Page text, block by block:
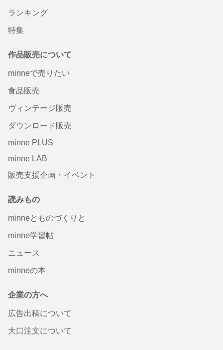
ランキング
特集
作品販売について
minneで売りたい
食品販売
ヴィンテージ販売
ダウンロード販売
minne PLUS
minne LAB
販売支援企画・イベント
読みもの
minneとものづくりと
minne学習帖
ニュース
minneの本
企業の方へ
広告出稿について
大口注文について